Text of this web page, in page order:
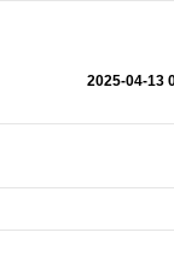
2025-04-13